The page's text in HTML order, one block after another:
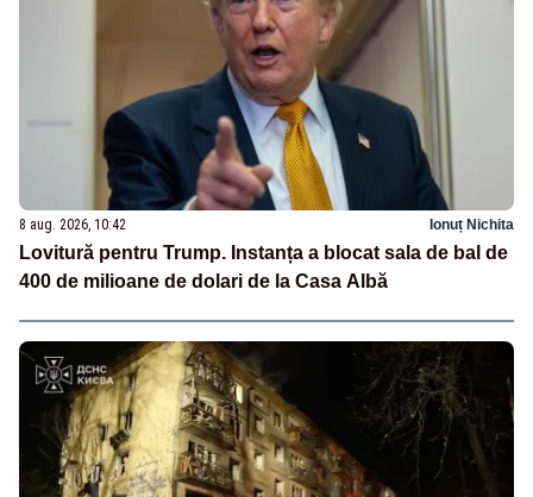
8 aug. 2026, 10:42 Ionuț Nichita
Lovitură pentru Trump. Instanța a blocat sala de bal de
400 de milioane de dolari de la Casa Albă